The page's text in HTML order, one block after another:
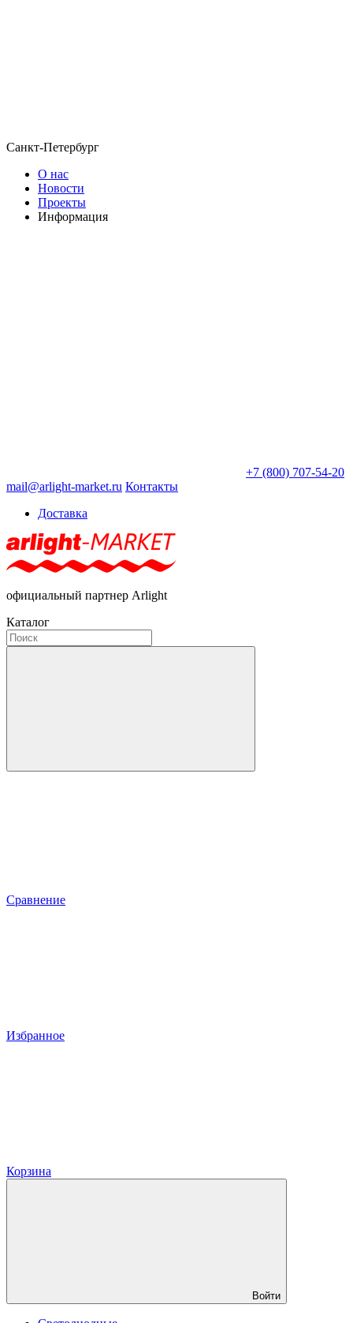
Санкт-Петербург
О нас
Новости
Проекты
Информация
+7 (800) 707-54-20
mail@arlight-market.ru Контакты
Доставка
официальный партнер Arlight
Каталог
Сравнение
Избранное
Корзина
Войти